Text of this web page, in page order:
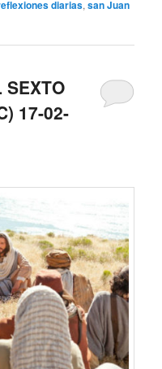
diarias,san Juan
SEXTO
17-02-